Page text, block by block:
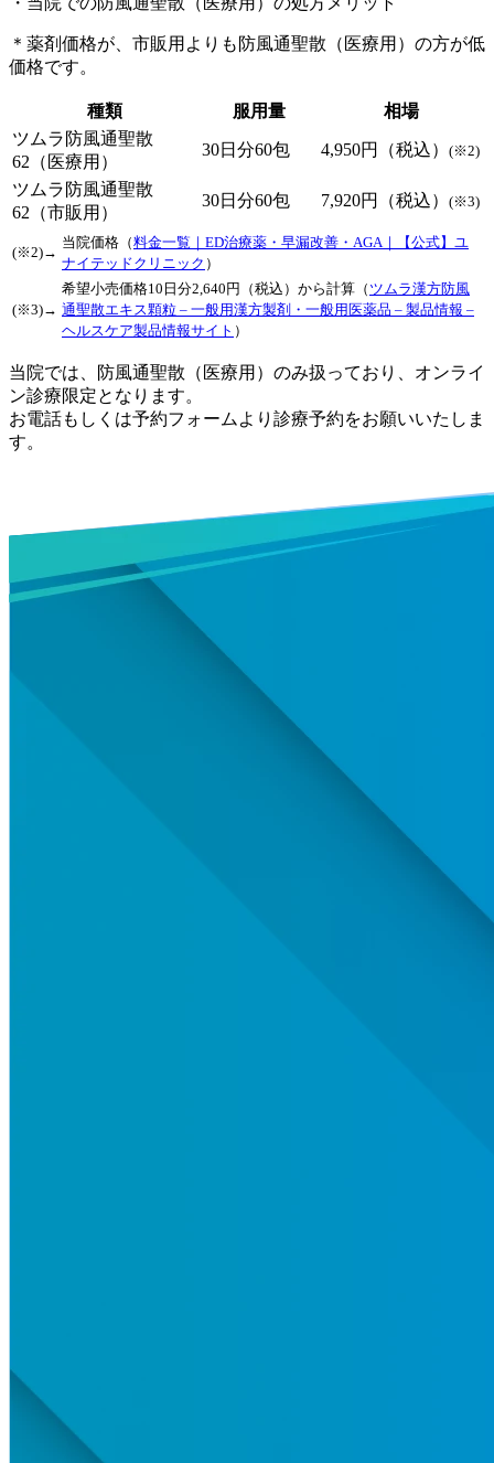
＊薬剤価格が、市販用よりも防風通聖散（医療用）の方が低
価格です。
種類 服用量
相場
ツムラ 防風通聖散
62 （医療用）
30日分60包 4,950円 （税込） (※2)
ツムラ 防風通聖散
62 （市販用）
30日分60包 7,920円 （税込） (※3)
(※2)→
当院価格（料金一覧｜ED治療薬・早漏改善・AGA｜【公式】ユ
ナイテッドクリニック ）
(※3)→
希望小売価格10日分2,640円（税込）から計算（ ツムラ漢方防風
通聖散エキス顆粒 – 一般用漢方製剤・一般用医薬品 – 製品情報 –
ヘルスケア製品情報サイト ）
当院では、防風通聖散（医療用）のみ扱っており、オンライ
ン診療限定となります。
お電話もしくは予約フォームより診療予約をお願いいたしま
す。